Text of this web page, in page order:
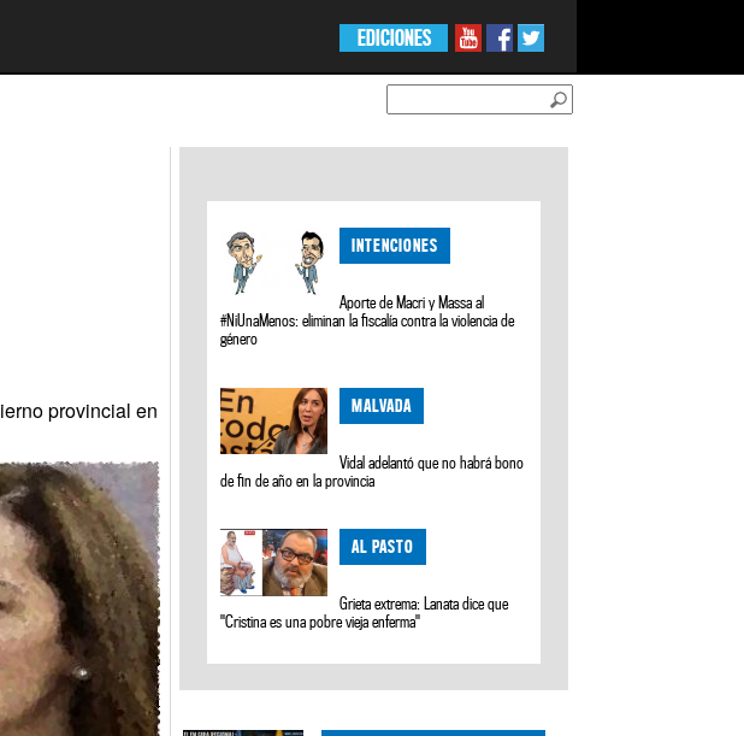
EDICIONES
provincial en
INTENCIONES
Aporte de Macri y Massa al
#NiUnaMenos: eliminan la fiscalía contra la violencia de
género
MALVADA
Vidal adelantó que no habrá bono
de fin de año en la provincia
AL PASTO
Grieta extrema: Lanata dice que
"Cristina es una pobre vieja enferma"